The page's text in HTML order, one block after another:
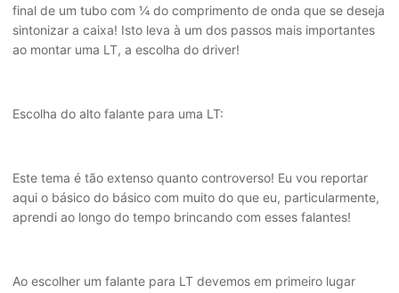
final de um tubo com ¼ do comprimento de onda que se deseja
sintonizar a caixa! Isto leva à um dos passos mais importantes
ao montar uma LT, a escolha do driver!
Escolha do alto falante para uma LT:
Este tema é tão extenso quanto controverso! Eu vou reportar
aqui o básico do básico com muito do que eu, particularmente,
aprendi ao longo do tempo brincando com esses falantes!
Ao escolher um falante para LT devemos em primeiro lugar